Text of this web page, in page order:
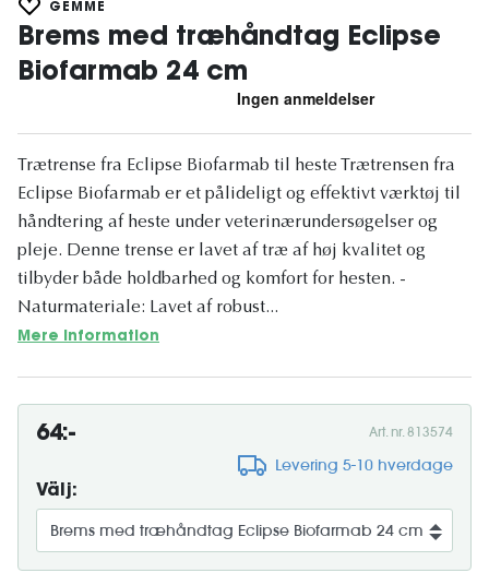
GEMME
Brems med træhåndtag Eclipse
Biofarmab 24 cm
Trætrense fra Eclipse Biofarmab til heste Trætrensen fra
Eclipse Biofarmab er et pålideligt og effektivt værktøj til
håndtering af heste under veterinærundersøgelser og
pleje. Denne trense er lavet af træ af høj kvalitet og
tilbyder både holdbarhed og komfort for hesten. -
Naturmateriale: Lavet af robust...
Mere information
64:- Art. nr. 813574
Levering 5-10 hverdage
Välj: